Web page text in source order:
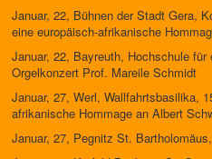
Januar, 22, Bühnen der Stadt Gera,
eine europäisch-afrikanische
Januar, 22, Bayreuth, Hochschule
Orgelkonzert Prof. Mareile Schmidt
Januar, 27, Werl, Wallfahrtsbasilika,
afrikanische Hommage an Albert
Januar, 27, Pegnitz St.